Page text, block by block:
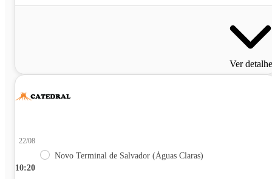
Ver
10:20
22/08
Novo Terminal de Salvador (Águas Claras)